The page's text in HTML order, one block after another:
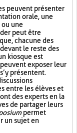
peuvent présenter
orale, une
une
peut être
chacune des
le reste des
kiosque est
exposer leur
présentent.
entre les élèves et
des experts en la
de partager leurs
permet
un sujet en